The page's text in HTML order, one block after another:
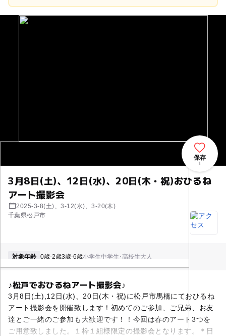
3月8日(土)、12日(水)、20日(木・祝)おひるね
アート撮影会
2025-3-8(土)、3-12(水)、3-20(木)
千葉県松戸市
保存
1
対象年齢 0歳-2歳3歳-6歳小学生中学生･高校生大人
♪松戸でおひるねアート撮影会♪
3月8日(土),12日(水)、20日(木・祝)に松戸市馬橋にておひるね
アート撮影会を開催致します！初めてのご参加、ご兄弟、お友
達とご一緒のご参加も大歓迎です！！今回は春のアート3つを
ご用意致しました。１枠１組様限定の撮影会となります。＊日